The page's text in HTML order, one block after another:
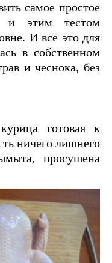
самое простое
этим тестом
И все это для
в собственном
и чеснока, без
готовая к
ничего лишнего
просушена